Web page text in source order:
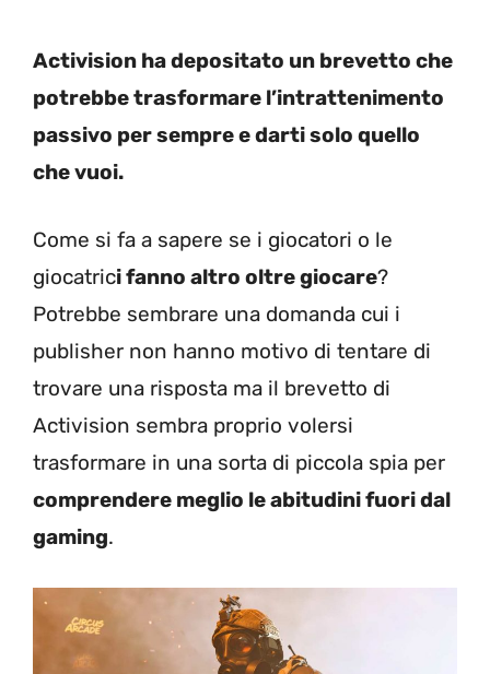
Activision ha depositato un brevetto che
potrebbe trasformare l’intrattenimento
passivo per sempre e darti solo quello
che vuoi.
Come si fa a sapere se i giocatori o le
giocatrici fanno altro oltre giocare?
Potrebbe sembrare una domanda cui i
publisher non hanno motivo di tentare di
trovare una risposta ma il brevetto di
Activision sembra proprio volersi
trasformare in una sorta di piccola spia per
comprendere meglio le abitudini fuori dal
gaming.